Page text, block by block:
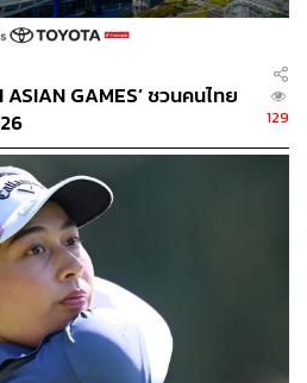
GAMES’ ชวนคนไทย
129